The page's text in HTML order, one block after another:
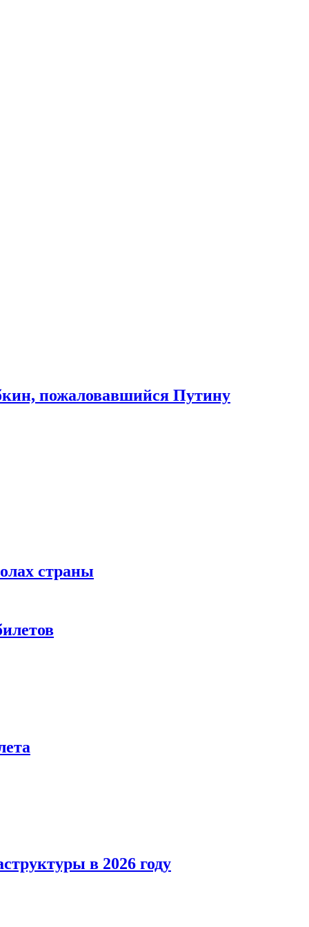
пожаловавшийся Путину
страны
в 2026 году